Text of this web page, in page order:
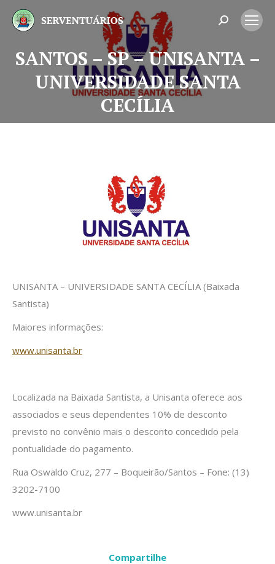
Search:
SANTOS – SP – UNISANTA –
UNIVERSIDADE SANTA
CECÍLIA
Você está aqui:
UNISANTA – UNIVERSIDADE SANTA CECÍLIA (Baixada
Santista)
Maiores informações:
www.unisanta.br
Localizada na Baixada Santista, a Unisanta oferece aos
associados e seus dependentes 10% de desconto
previsto no convênio mais o desconto concedido pela
pontualidade do pagamento.
Rua Oswaldo Cruz, 277 – Boqueirão/Santos – Fone: (13)
3202-7100
www.unisanta.br
Compartilhe